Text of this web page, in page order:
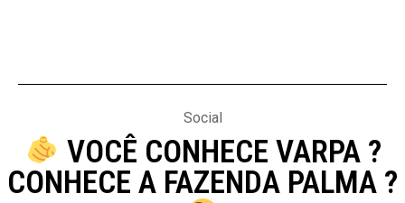
Social
VOCÊ CONHECE VARPA ?
CONHECE A FAZENDA PALMA ?